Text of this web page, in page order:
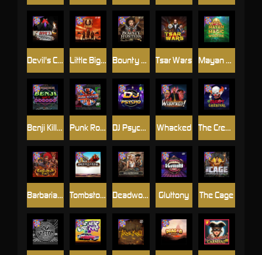
Tsar Wars
The Cage
Bounty Hunters xNudge®
Little Bighorn
Benji Killed in Vegas
Barbarian Fury
Devil's Crossroad
Gluttony
Mayan Magic Wildfire
Deadwood xNudge
DJ Psycho
Tombstone
Punk Rocker The Creepy Carnival
Whacked